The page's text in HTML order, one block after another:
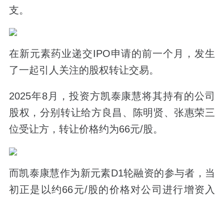
支。
在新元素药业递交IPO申请的前一个月，发生
了一起引人关注的股权转让交易。
2025年8月，投资方凯泰康慧将其持有的公司
股权，分别转让给方良昌、陈明贤、张惠荣三
位受让方，转让价格约为66元/股。
而凯泰康慧作为新元素D1轮融资的参与者，当
初正是以约66元/股的价格对公司进行增资入